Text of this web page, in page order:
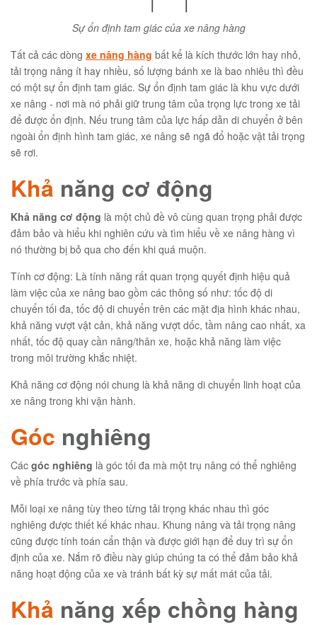
Sự ổn định tam giác của xe nâng hàng
Tất cả các dòng xe nâng hàng bất kể là kích thước lớn hay nhỏ,
tải trọng nâng ít hay nhiều, số lượng bánh xe là bao nhiêu thì đều
có một sự ổn định tam giác. Sự ổn định tam giác là khu vực dưới
xe nâng - nơi mà nó phải giữ trung tâm của trọng lực trong xe tải
để được ổn định. Nếu trung tâm của lực hấp dẫn di chuyển ở bên
ngoài ổn định hình tam giác, xe nâng sẽ ngã đổ hoặc vật tải trọng
sẽ rơi.
Khả năng cơ động
Khả năng cơ động là một chủ đề vô cùng quan trọng phải được
đảm bảo và hiểu khi nghiên cứu và tìm hiểu về xe nâng hàng vì
nó thường bị bỏ qua cho đến khi quá muộn.
Tính cơ động: Là tính năng rất quan trọng quyết định hiệu quả
làm việc của xe nâng bao gồm các thông số như: tốc độ di
chuyển tối đa, tốc độ di chuyển trên các mặt địa hình khác nhau,
khả năng vượt vật cản, khả năng vượt dốc, tầm nâng cao nhất, xa
nhất, tốc độ quay cần nâng/thân xe, hoặc khả năng làm việc
trong môi trường khắc nhiệt.
Khả năng cơ động nói chung là khả năng di chuyển linh hoạt của
xe nâng trong khi vận hành.
Góc nghiêng
Các góc nghiêng là góc tối đa mà một trụ nâng có thể nghiêng
về phía trước và phía sau.
Mỗi loại xe nâng tùy theo từng tải trọng khác nhau thì góc
nghiêng được thiết kế khác nhau. Khung nâng và tải trọng nâng
cũng được tính toán cẩn thận và được giới hạn để duy trì sự ổn
định của xe. Nắm rõ điều này giúp chúng ta có thể đảm bảo khả
năng hoạt động của xe và tránh bất kỳ sự mất mát của tải.
Khả năng xếp chồng hàng